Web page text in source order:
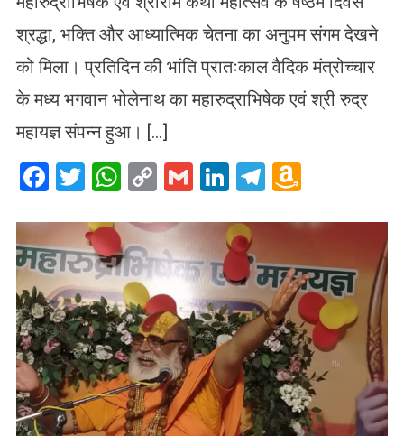
श्रद्धा, भक्ति और आध्यात्मिक चेतना का अनुपम संगम देखने
को मिला। प्रतिदिन की भांति प्रातःकाल वैदिक मंत्रोच्चार
के मध्य भगवान भोलेनाथ का महारुद्राभिषेक एवं श्री रुद्र
महायज्ञ संपन्न हुआ। […]
Facebook
Twitter
WhatsApp
CopyGmailLinkedIn
Telegram
List